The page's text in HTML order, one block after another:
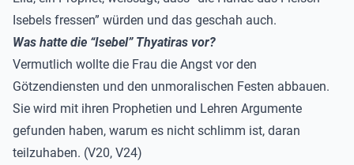
Isebels fressen” würden und das geschah auch.
Was hatte die “Isebel” Thyatiras vor?
Vermutlich wollte die Frau die Angst vor den
Götzendiensten und den unmoralischen Festen abbauen.
Sie wird mit ihren Prophetien und Lehren Argumente
gefunden haben, warum es nicht schlimm ist, daran
teilzuhaben. (V20, V24)